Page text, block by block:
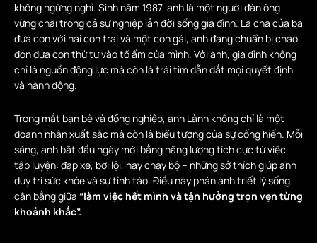
không ngừng nghỉ. Sinh năm 1987, anh là một người đàn ông
vững chãi trong cả sự nghiệp lẫn đời sống gia đình. Là cha của ba
đứa con với hai con trai và một con gái, anh đang chuẩn bị chào
đón đứa con thứ tư vào tổ ấm của mình. Với anh, gia đình không
chỉ là nguồn động lực mà còn là trái tim dẫn dắt mọi quyết định
và hành động.
Trong mắt bạn bè và đồng nghiệp, anh Lành không chỉ là một
doanh nhân xuất sắc mà còn là biểu tượng của sự cống hiến. Mỗi
sáng, anh bắt đầu ngày mới bằng năng lượng tích cực từ việc
tập luyện: đạp xe, bơi lội, hay chạy bộ – những sở thích giúp anh
duy trì sức khỏe và sự tỉnh táo. Điều này phản ánh triết lý sống
cân bằng giữa “làm việc hết mình và tận hưởng trọn vẹn từng
khoảnh khắc”.